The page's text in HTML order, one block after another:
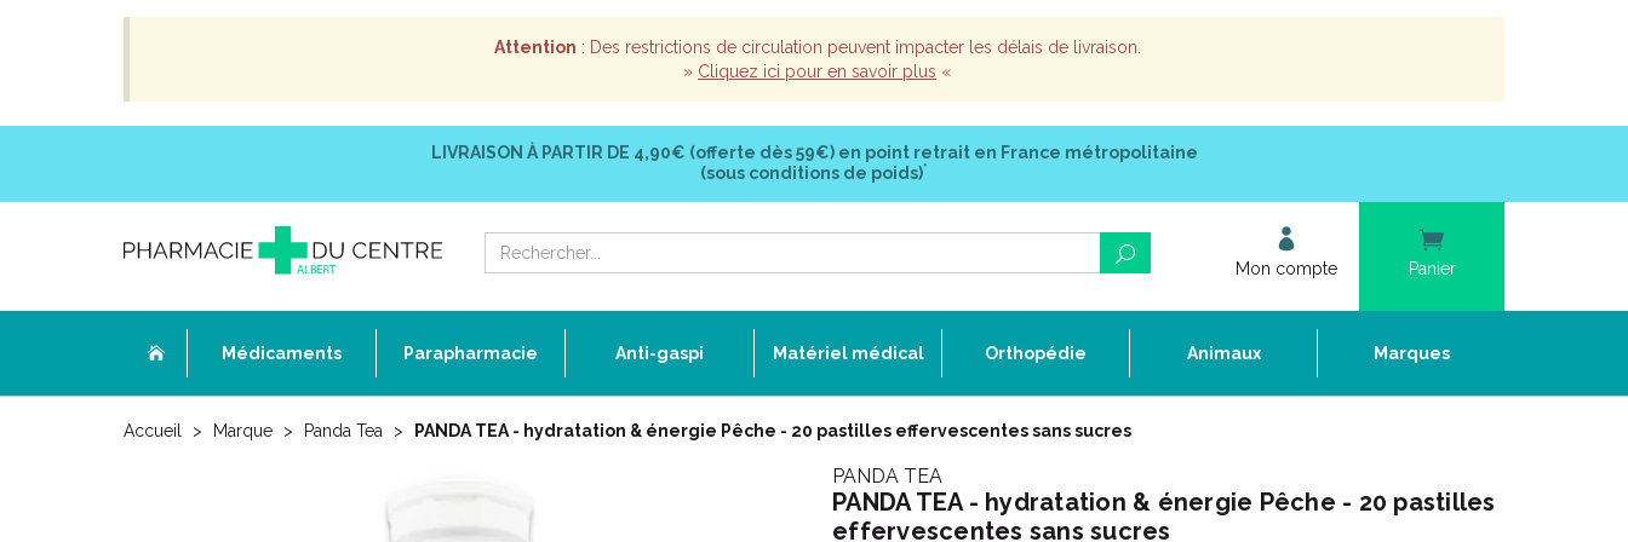
Attention : Des restrictions de circulation peuvent impacter les délais de livraison.
» Cliquez ici pour en savoir plus «
LIVRAISON À PARTIR DE 4,90€ (offerte dès 59€) en point retrait en France métropolitaine
(sous conditions de poids)*
Mon compte Panier
Médicaments Parapharmacie Anti-gaspi Matériel médical Orthopédie Animaux Marques
Accueil Marque Panda Tea PANDA TEA - hydratation & énergie Pêche - 20 pastilles effervescentes sans sucres
PANDA TEA
PANDA TEA - hydratation & énergie Pêche - 20 pastilles
effervescentes sans sucres